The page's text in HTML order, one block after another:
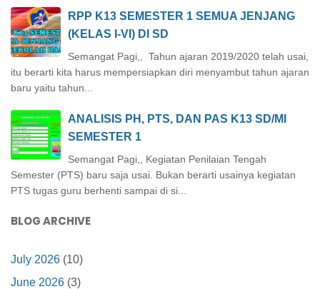
RPP K13 SEMESTER 1 SEMUA JENJANG
(KELAS I-VI) DI SD
Semangat Pagi,, Tahun ajaran 2019/2020 telah usai,
itu berarti kita harus mempersiapkan diri menyambut tahun ajaran
baru yaitu tahun...
ANALISIS PH, PTS, DAN PAS K13 SD/MI
SEMESTER 1
Semangat Pagi,, Kegiatan Penilaian Tengah
Semester (PTS) baru saja usai. Bukan berarti usainya kegiatan
PTS tugas guru berhenti sampai di si...
BLOG ARCHIVE
July 2026 (10)
June 2026 (3)